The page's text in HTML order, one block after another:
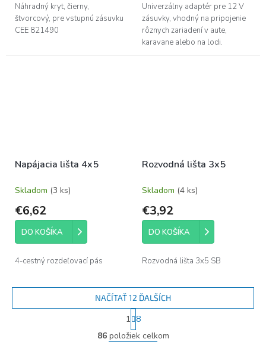
Náhradný kryt, čierny,
štvorcový, pre vstupnú zásuvku
CEE 821490
Univerzálny adaptér pre 12 V
zásuvky, vhodný na pripojenie
rôznych zariadení v aute,
karavane alebo na lodi.
Napájacia lišta 4x5
Skladom (3 ks)
€6,62
DO KOŠÍKA
4-cestný rozdeľovací pás
Rozvodná lišta 3x5
Skladom (4 ks)
€3,92
DO KOŠÍKA
Rozvodná lišta 3x5 SB
O
NAČÍTAŤ 12 ĎALŠÍCH
S
t
r
1 8
86položiek celkom